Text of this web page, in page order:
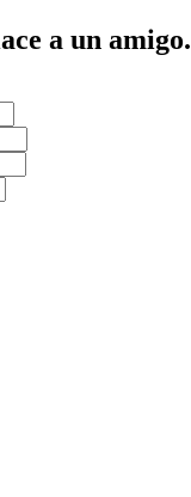
a un amigo.